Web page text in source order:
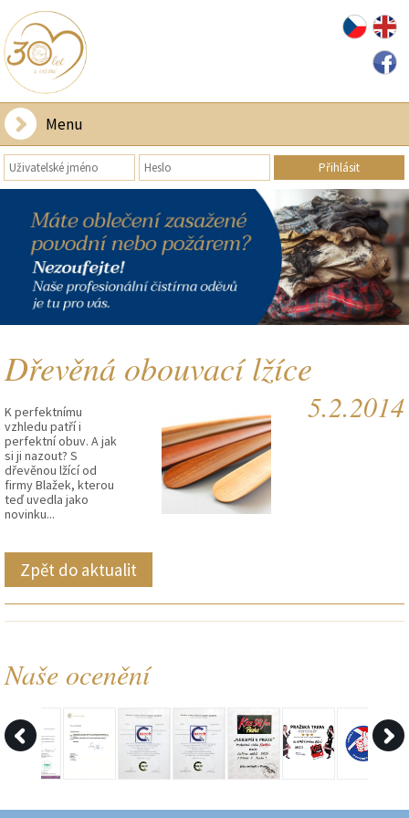
Menu
Dřevěná obouvací lžíce
5.2.2014
K perfektnímu
vzhledu patří i
perfektní obuv. A jak
si ji nazout? S
dřevěnou lžící od
firmy Blažek, kterou
teď uvedla jako
novinku...
Zpět do aktualit
Naše ocenění